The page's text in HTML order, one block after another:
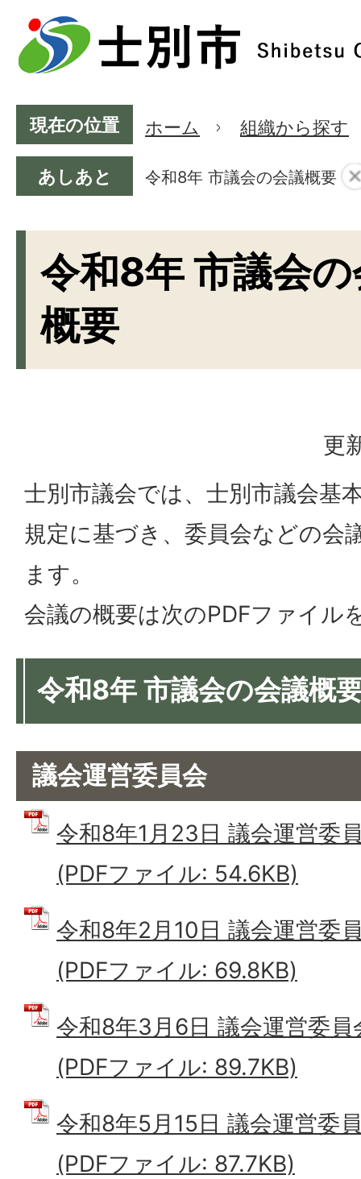
現在の位置 ホーム 組織から探す
あしあと 令和8年 市議会の会議概要
令和8年 市議会
概要
更
士別市議会では、士別市議会基
規定に基づき、委員会などの会
ます。
会議の概要は次のPDFファイル
令和8年 市議会の会議概
議会運営委員会
令和8年1月23日 議会運営委
(PDFファイル: 54.6KB)
令和8年2月10日 議会運営委
(PDFファイル: 69.8KB)
令和8年3月6日 議会運営委員
(PDFファイル: 89.7KB)
令和8年5月15日 議会運営委
(PDFファイル: 87.7KB)